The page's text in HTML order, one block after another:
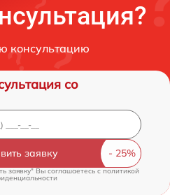
консультацию
со
заявку
заявку" Вы соглашаетесь c политикой